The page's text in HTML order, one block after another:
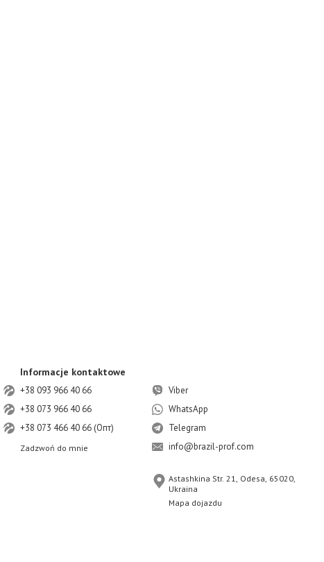
Informacje kontaktowe
+38 093 966 40 66
+38 073 966 40 66
+38 073 466 40 66 (Опт)
Zadzwoń do mnie
Viber
WhatsApp
Telegram
info@brazil-prof.com
Astashkina Str. 21, Odesa, 65020,
Ukraina
Mapa dojazdu